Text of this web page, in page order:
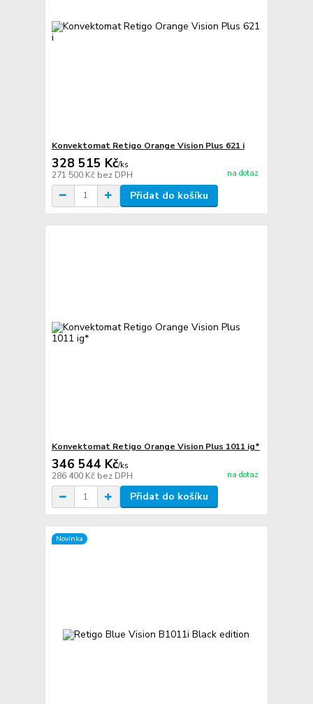
Konvektomat Retigo Orange Vision Plus 621 i
328 515 Kč/ks
271 500 Kč bez DPH na dotaz
Přidat do košíku
Konvektomat Retigo Orange Vision Plus 1011 ig*
346 544 Kč/ks
286 400 Kč bez DPH na dotaz
Přidat do košíku
Novinka